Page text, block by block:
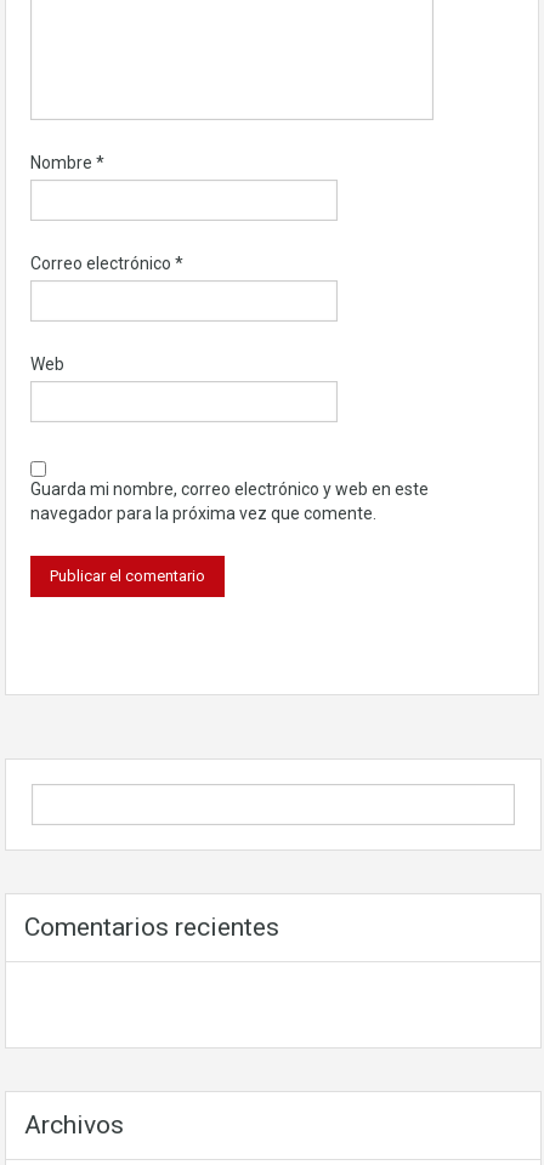
Nombre *
Correo electrónico *
Web
Guarda mi nombre, correo electrónico y web en este
navegador para la próxima vez que comente.
Comentarios recientes
Archivos